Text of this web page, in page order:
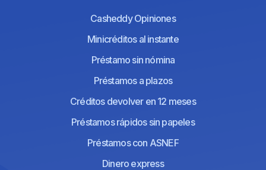
Casheddy Opiniones
Minicréditos al instante
Préstamo sin nómina
Préstamos a plazos
Créditos devolver en 12 meses
Préstamos rápidos sin papeles
Préstamos con ASNEF
Dinero express